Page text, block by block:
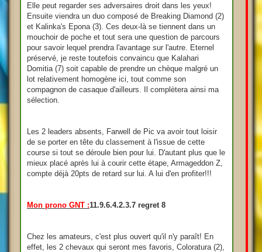
Elle peut regarder ses adversaires droit dans les yeux!
Ensuite viendra un duo composé de Breaking Diamond (2)
et Kalinka's Epona (3). Ces deux-là se tiennent dans un
mouchoir de poche et tout sera une question de parcours
pour savoir lequel prendra l'avantage sur l'autre. Eternel
préservé, je reste toutefois convaincu que Kalahari
Domitia (7) soit capable de prendre un chèque malgré un
lot relativement homogène ici, tout comme son
compagnon de casaque d'ailleurs. Il complètera ainsi ma
sélection.
Les 2 leaders absents, Farwell de Pic va avoir tout loisir
de se porter en tête du classement à l'issue de cette
course si tout se déroule bien pour lui. D'autant plus que le
mieux placé après lui à courir cette étape, Armageddon Z,
compte déjà 20pts de retard sur lui. A lui d'en profiter!!!
Mon prono GNT :11.9.6.4.2.3.7 regret 8
Chez les amateurs, c'est plus ouvert qu'il n'y paraît! En
effet, les 2 chevaux qui seront mes favoris, Coloratura (2),